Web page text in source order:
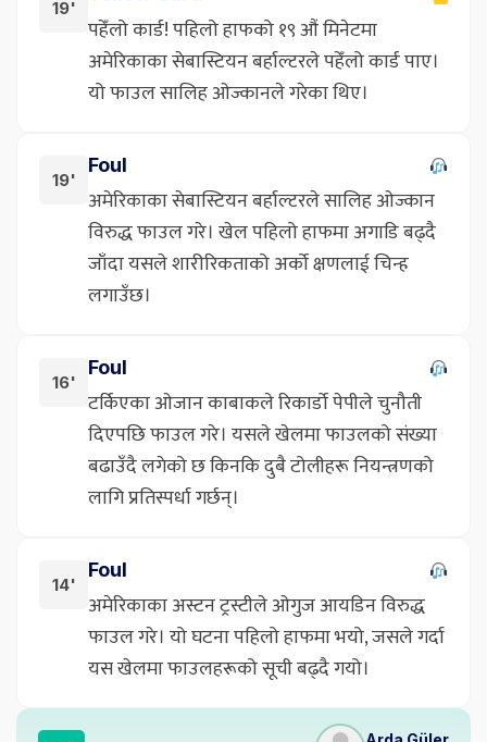
19'
पहेँलो कार्ड! पहिलो हाफको १९ औं मिनेटमा
अमेरिकाका सेबास्टियन बर्हाल्टरले पहेँलो कार्ड पाए।
यो फाउल सालिह ओज्कानले गरेका थिए।
19'
Foul
अमेरिकाका सेबास्टियन बर्हाल्टरले सालिह ओज्कान
विरुद्ध फाउल गरे। खेल पहिलो हाफमा अगाडि बढ्दै
जाँदा यसले शारीरिकताको अर्को क्षणलाई चिन्ह
लगाउँछ।
16'
Foul
टर्किएका ओजान काबाकले रिकार्डो पेपीले चुनौती
दिएपछि फाउल गरे। यसले खेलमा फाउलको संख्या
बढाउँदै लगेको छ किनकि दुबै टोलीहरू नियन्त्रणको
लागि प्रतिस्पर्धा गर्छन्।
14'
Foul
अमेरिकाका अस्टन ट्रस्टीले ओगुज आयडिन विरुद्ध
फाउल गरे। यो घटना पहिलो हाफमा भयो, जसले गर्दा
यस खेलमा फाउलहरूको सूची बढ्दै गयो।